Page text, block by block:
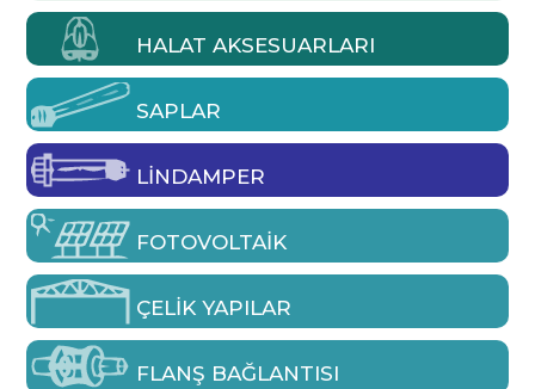
HALAT AKSESUARLARI
SAPLAR
LINDAMPER
FOTOVOLTAIK
ÇELIK YAPILAR
FLANŞ BAĞLANTISI